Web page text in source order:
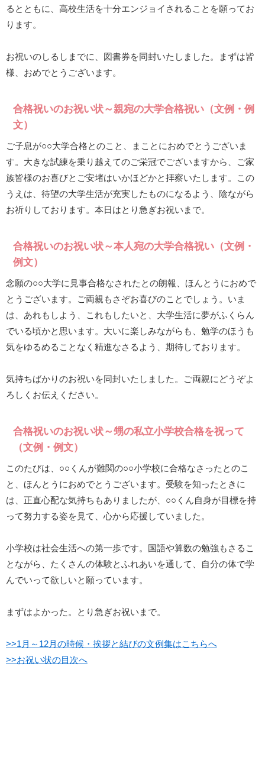
るとともに、高校生活を十分エンジョイされることを願ってお
ります。
お祝いのしるしまでに、図書券を同封いたしました。まずは皆
様、おめでとうございます。
合格祝いのお祝い状～親宛の大学合格祝い（文例・例
文）
ご子息が○○大学合格とのこと、まことにおめでとうございま
す。大きな試練を乗り越えてのご栄冠でございますから、ご家
族皆様のお喜びとご安堵はいかほどかと拝察いたします。この
うえは、待望の大学生活が充実したものになるよう、陰ながら
お祈りしております。本日はとり急ぎお祝いまで。
合格祝いのお祝い状～本人宛の大学合格祝い（文例・
例文）
念願の○○大学に見事合格なされたとの朗報、ほんとうにおめで
とうございます。ご両親もさぞお喜びのことでしょう。いま
は、あれもしよう、これもしたいと、大学生活に夢がふくらん
でいる頃かと思います。大いに楽しみながらも、勉学のほうも
気をゆるめることなく精進なさるよう、期待しております。
気持ちばかりのお祝いを同封いたしました。ご両親にどうぞよ
ろしくお伝えください。
合格祝いのお祝い状～甥の私立小学校合格を祝って
（文例・例文）
このたびは、○○くんが難関の○○小学校に合格なさったとのこ
と、ほんとうにおめでとうございます。受験を知ったときに
は、正直心配な気持ちもありましたが、○○くん自身が目標を持
って努力する姿を見て、心から応援していました。
小学校は社会生活への第一歩です。国語や算数の勉強もさるこ
とながら、たくさんの体験とふれあいを通して、自分の体で学
んでいって欲しいと願っています。
まずはよかった。とり急ぎお祝いまで。
>>1月～12月の時候・挨拶と結びの文例集はこちらへ
>>お祝い状の目次へ